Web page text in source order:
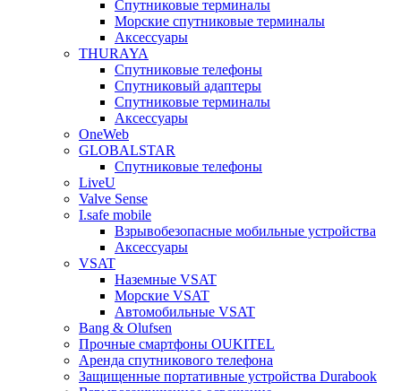
Спутниковые терминалы
Морские спутниковые терминалы
Аксессуары
THURAYA
Спутниковые телефоны
Спутниковый адаптеры
Спутниковые терминалы
Аксессуары
OneWeb
GLOBALSTAR
Спутниковые телефоны
LiveU
Valve Sense
I.safe mobile
Взрывобезопасные мобильные устройства
Аксессуары
VSAT
Наземные VSAT
Морские VSAT
Автомобильные VSAT
Bang & Olufsen
Прочные смартфоны OUKITEL
Аренда спутникового телефона
Защищенные портативные устройства Durabook